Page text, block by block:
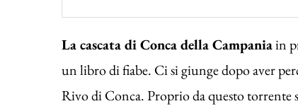
La cascata di Conca della Campaniain
un libro di fiabe. Ci si giunge dopo aver
Rivo di Conca. Proprio da questo torrente